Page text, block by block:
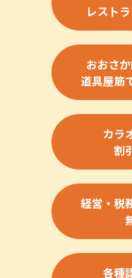
レスト
おおさ
道具屋筋
カラ
割
経営・税
各種